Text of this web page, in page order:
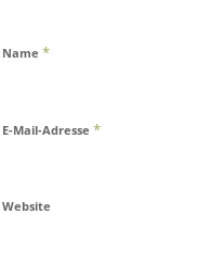
Name *
E-Mail-Adresse *
Website